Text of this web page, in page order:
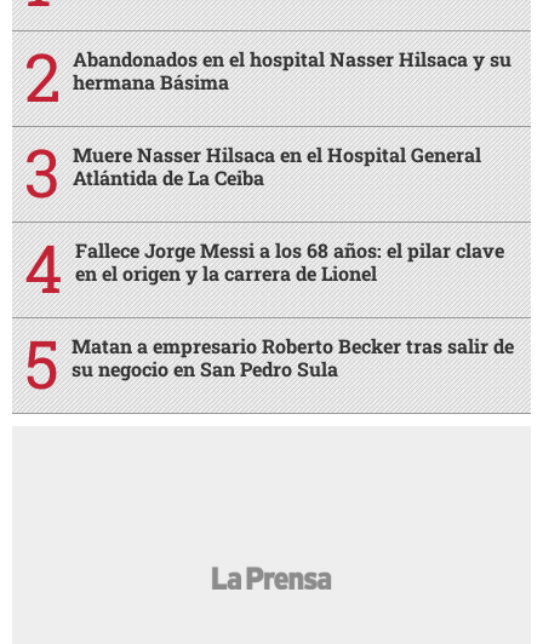
Abandonados en el hospital Nasser Hilsaca y su
hermana Básima
Muere Nasser Hilsaca en el Hospital General
Atlántida de La Ceiba
Fallece Jorge Messi a los 68 años: el pilar clave
en el origen y la carrera de Lionel
Matan a empresario Roberto Becker tras salir de
su negocio en San Pedro Sula